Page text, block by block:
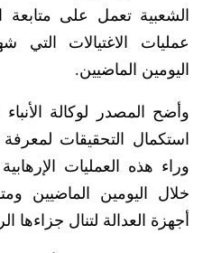
الشعبية تعمل على متابعة
عمليات الاغتيالات التي
اليومين الماضيين.
وأضح المصدر لوكالة
استكمال التحقيقات
وراء هذه العمليات
خلال اليومين الماضيين
أجهزة العدالة لتنال جزاءها